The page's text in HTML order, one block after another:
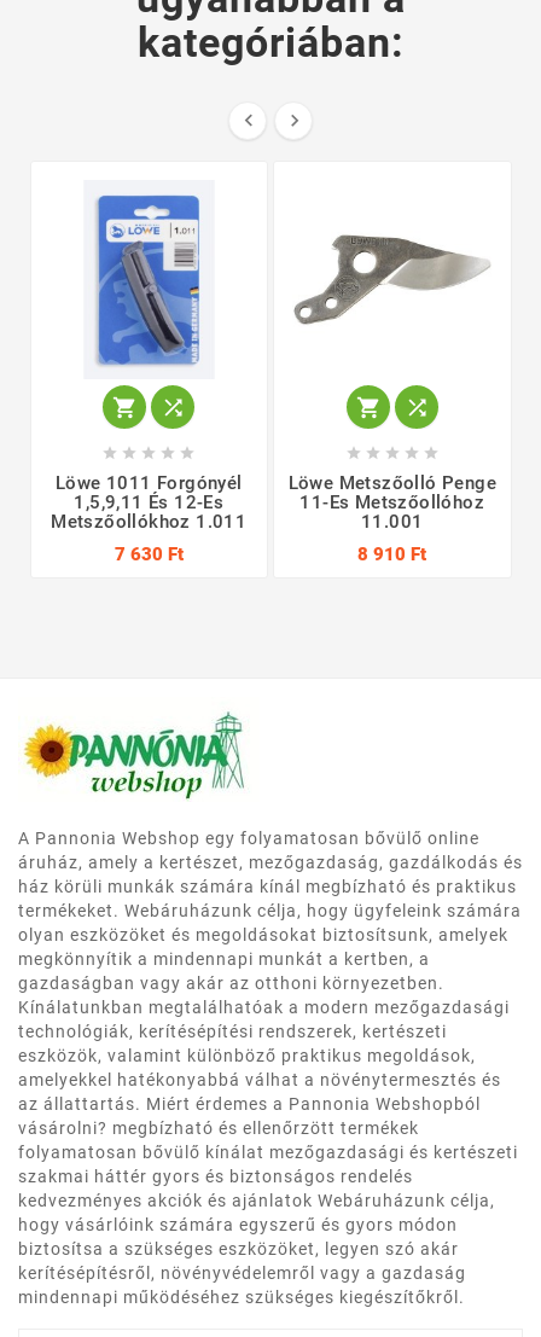
kategóriában:
 
 
    
Löwe 1011 Forgónyél
1,5,9,11 És 12-Es
Metszőollókhoz 1.011
7 630 Ft
 
    
Löwe Metszőolló Penge
11-Es Metszőollóhoz
11.001
8 910 Ft
A Pannonia Webshop egy folyamatosan bővülő online
áruház, amely a kertészet, mezőgazdaság, gazdálkodás és
ház körüli munkák számára kínál megbízható és praktikus
termékeket. Webáruházunk célja, hogy ügyfeleink számára
olyan eszközöket és megoldásokat biztosítsunk, amelyek
megkönnyítik a mindennapi munkát a kertben, a
gazdaságban vagy akár az otthoni környezetben.
Kínálatunkban megtalálhatóak a modern mezőgazdasági
technológiák, kerítésépítési rendszerek, kertészeti
eszközök, valamint különböző praktikus megoldások,
amelyekkel hatékonyabbá válhat a növénytermesztés és
az állattartás. Miért érdemes a Pannonia Webshopból
vásárolni? megbízható és ellenőrzött termékek
folyamatosan bővülő kínálat mezőgazdasági és kertészeti
szakmai háttér gyors és biztonságos rendelés
kedvezményes akciók és ajánlatok Webáruházunk célja,
hogy vásárlóink számára egyszerű és gyors módon
biztosítsa a szükséges eszközöket, legyen szó akár
kerítésépítésről, növényvédelemről vagy a gazdaság
mindennapi működéséhez szükséges kiegészítőkről.